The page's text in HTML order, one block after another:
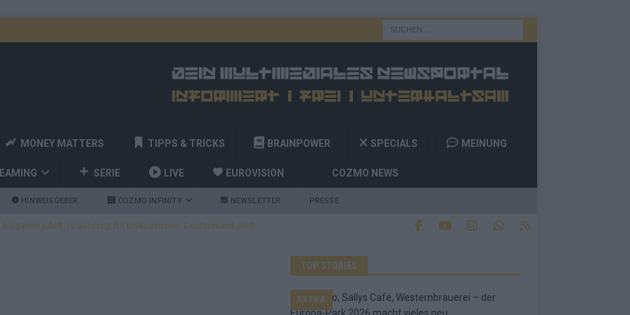
MONEY MATTERS TIPPS & TRICKS BRAINPOWER SPECIALS MEINUNG
SERIE LIVE EUROVISION COZMO NEWS
HINWEISGEBER COZMO INFINITY NEWSLETTER PRESSE
Bulgarien jubelt, Israel sorgt für Diskussionen, Deutschland geht
und Billy Joel – das ESC-Finale wird eine Party
TOP STORIES
EXTRA